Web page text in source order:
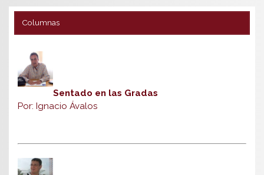
Columnas
Sentado en las Gradas
Por: Ignacio Ávalos